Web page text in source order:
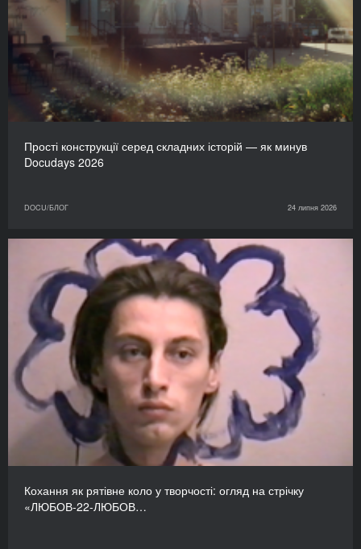
Прості конструкції серед складних історій — як минув
Docudays 2026
DOCU/БЛОГ 24 липня 2026
Кохання як рятівне коло у творчості: огляд на стрічку
«ЛЮБОВ-22-ЛЮБОВ…